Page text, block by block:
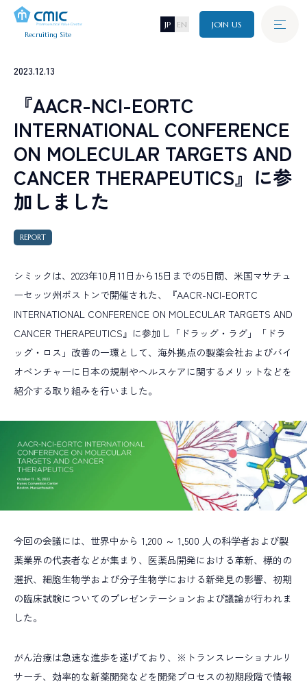
Recruiting Site
JP EN JOIN US
シミックについて
J OB
仕事について
INTERV IE W
インタビュー
CR
WOR KING ENVI ONMENT
RECRUIT INF O
採用情報
TOPICS
ALL TAGs
未経験入社
職種で選ぶ
臨床開発モニター CRA
データマネジメント
統計解析
メディカルライティング
安全性情報管理
プロジェクトマネジメント
Graduate
新卒採用
Career
キャリア採用
Disability
障がい者採用
Alumni
アルムナイ採用
2023.12.13
『AACR-NCI-EORTC
INTERNATIONAL CONFERENCE
ON MOLECULAR TARGETS AND
CANCER THERAPEUTICS』に参
加しました
REPORT
シミックは、2023年10月11日から15日までの5日間、米国マサチュ
ーセッツ州ボストンで開催された、『AACR-NCI-EORTC
INTERNATIONAL CONFERENCE ON MOLECULAR TARGETS AND
CANCER THERAPEUTICS』に参加し「ドラッグ・ラグ」「ドラ
ッグ・ロス」改善の一環として、海外拠点の製薬会社およびバイ
オベンチャーに日本の規制やヘルスケアに関するメリットなどを
紹介する取り組みを行いました。
今回の会議には、世界中から 1,200 ～ 1,500 人の科学者および製
薬業界の代表者などが集まり、医薬品開発における革新、標的の
選択、細胞生物学および分子生物学における新発見の影響、初期
の臨床試験についてのプレゼンテーションおよび議論が行われま
した。
がん治療は急速な進歩を遂げており、※トランスレーショナルリ
サーチ、効率的な新薬開発などを開発プロセスの初期段階で情報